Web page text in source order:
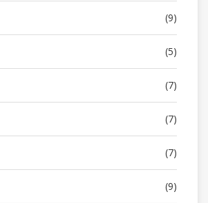
(9)
(5)
(7)
(7)
(7)
(9)